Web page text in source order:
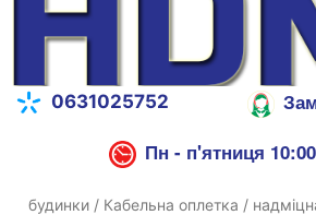
0631025752
Пн - п'ятниця
будинки / Кабельна оплетка /